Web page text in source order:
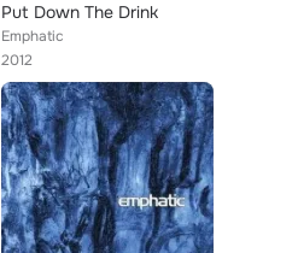
Put Down The Drink
Emphatic
2012